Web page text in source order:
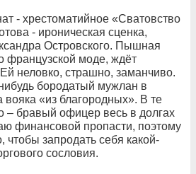
- хрестоматийное «Сватовство
- ироническая сценка,
Островского. Пышная
французской моде, ждёт
неловко, страшно, заманчиво.
бородатый мужлан в
«из благородных». В те
– бравый офицер весь в долгах
финансовой пропасти, поэтому
чтобы запродать себя какой-
сословия.